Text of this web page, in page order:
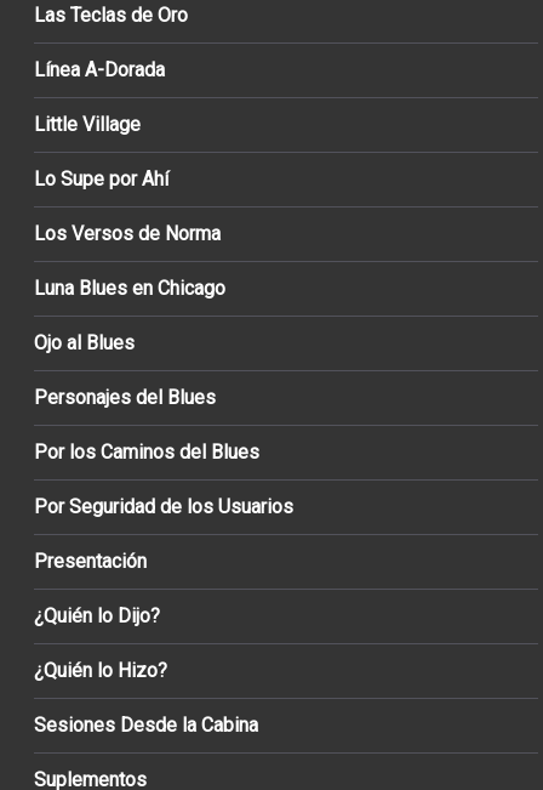
Las Teclas de Oro
Línea A-Dorada
Little Village
Lo Supe por Ahí
Los Versos de Norma
Luna Blues en Chicago
Ojo al Blues
Personajes del Blues
Por los Caminos del Blues
Por Seguridad de los Usuarios
Presentación
¿Quién lo Dijo?
¿Quién lo Hizo?
Sesiones Desde la Cabina
Suplementos